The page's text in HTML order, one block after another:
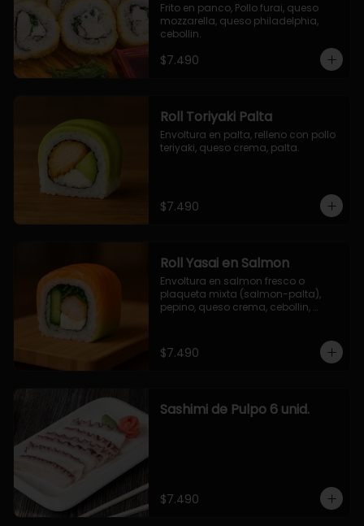
Frito en panco, Pollo furai, queso
mozzarella, queso philadelphia,
cebollin.
$7.490
Roll Toriyaki Palta
Envoltura en palta, relleno con pollo
teriyaki, queso crema, palta.
$7.490
Roll Yasai en Salmon
Envoltura en salmon fresco o
plaqueta mixta (salmon-palta),
pepino, queso crema, cebollin,
$7.490
Sashimi de Pulpo 6 unid.
$7.490